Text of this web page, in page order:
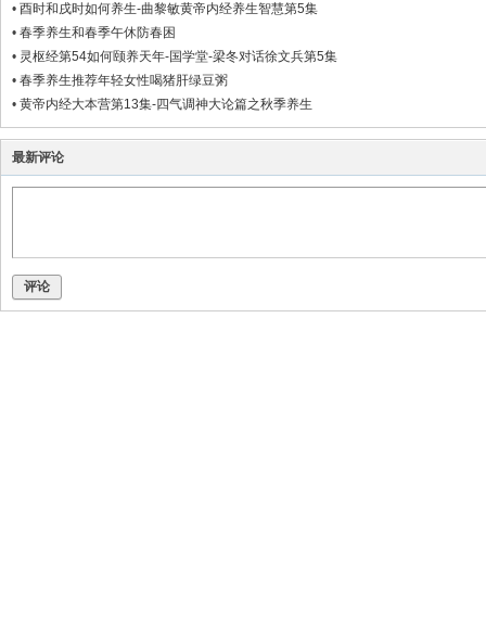
• 酉时和戌时如何养生-曲黎敏黄帝内经养生智慧第5集
• 春季养生和春季午休防春困
• 灵枢经第54如何颐养天年-国学堂-梁冬对话徐文兵第5集
• 春季养生推荐年轻女性喝猪肝绿豆粥
• 黄帝内经大本营第13集-四气调神大论篇之秋季养生
最新评论
评论